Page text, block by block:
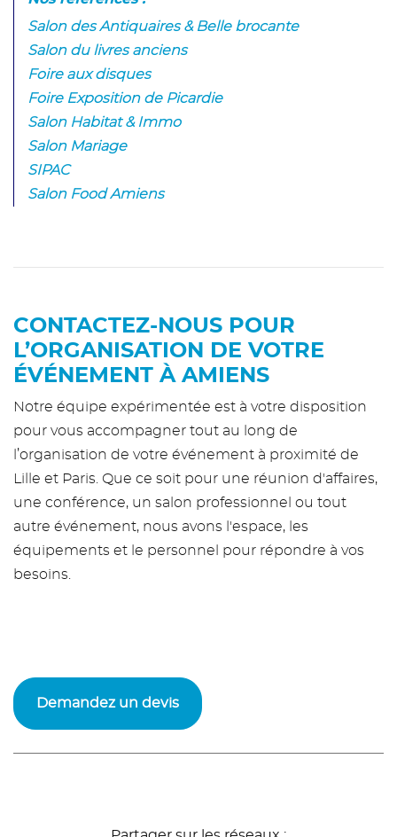
Salon des Antiquaires & Belle brocante
Salon du livres anciens
Foire aux disques
Foire Exposition de Picardie
Salon Habitat & Immo
Salon Mariage
SIPAC
Salon Food Amiens
CONTACTEZ-NOUS POUR
L’ORGANISATION DE VOTRE
ÉVÉNEMENT À AMIENS
Notre équipe expérimentée est à votre disposition
pour vous accompagner tout au long de
l’organisation de votre événement à proximité de
Lille et Paris. Que ce soit pour une réunion d'affaires,
une conférence, un salon professionnel ou tout
autre événement, nous avons l'espace, les
équipements et le personnel pour répondre à vos
besoins.
Demandez un devis